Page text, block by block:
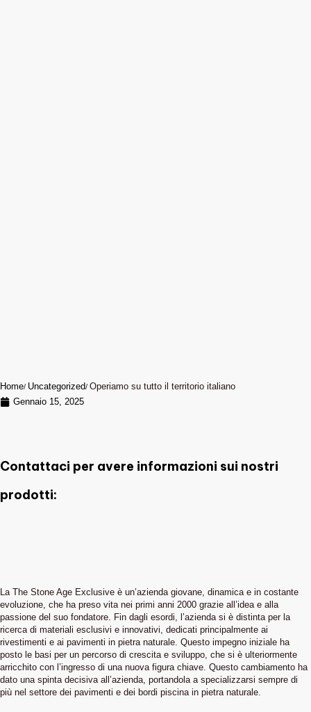
Home Uncategorized Operiamo su tutto il territorio italiano
Gennaio 15, 2025
Contattaci per avere informazioni sui nostri
prodotti:
La The Stone Age Exclusive è un’azienda giovane, dinamica e in costante
evoluzione, che ha preso vita nei primi anni 2000 grazie all’idea e alla
passione del suo fondatore. Fin dagli esordi, l’azienda si è distinta per la
ricerca di materiali esclusivi e innovativi, dedicati principalmente ai
rivestimenti e ai pavimenti in pietra naturale. Questo impegno iniziale ha
posto le basi per un percorso di crescita e sviluppo, che si è ulteriormente
arricchito con l’ingresso di una nuova figura chiave. Questo cambiamento ha
dato una spinta decisiva all’azienda, portandola a specializzarsi sempre di
più nel settore dei pavimenti e dei bordi piscina in pietra naturale.